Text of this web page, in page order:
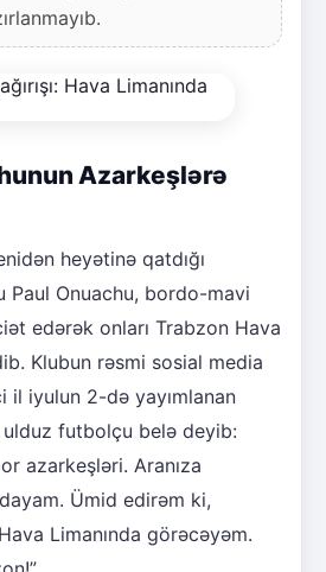
Azarkeşlərə
heyətinə qatdığı
Paul Onuachu, bordo-mavi
edərək onları Trabzon Hava
Klubun rəsmi sosial media
il iyulun 2-də yayımlanan
futbolçu belə deyib:
azarkeşləri. Aranıza
Ümid edirəm ki,
Limanında görəcəyəm.